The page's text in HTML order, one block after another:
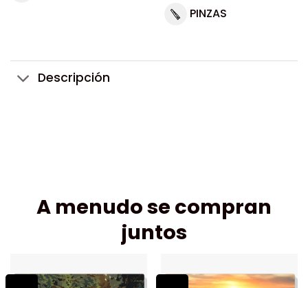
PINZAS
Descripción
A menudo se compran
juntos